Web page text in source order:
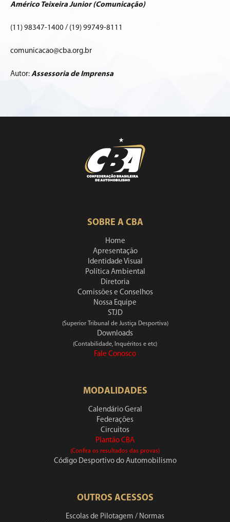
Américo Teixeira Junior (Comunicação)
(11) 98347-1400 / (19) 99749-8111
comunicacao@cba.org.br
Autor: Assessoria de Imprensa
SOBRE A CBA
Home
Apresentação
Identidade Visual
Política Ambiental
Diretoria
Comissões e Conselhos
Nossa Equipe
STJD
(Superior Tribunal de Justiça Desportiva)
Downloads
(Contabilidade, Inquéritos e etc)
Fale Conosco
MODALIDADES
Calendário Geral
Federações
Circuitos
Plantão CBA
(Confira os resultados das provas)
Código Desportivo do Automobilismo
OUTROS ACESSOS
Escolas de Pilotagem / Normas